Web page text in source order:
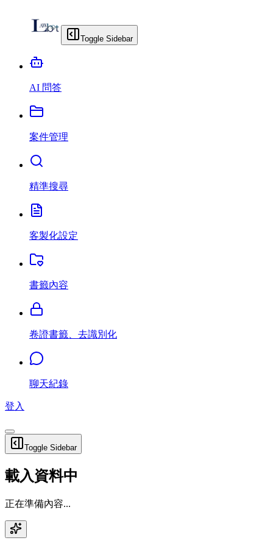
Toggle Sidebar
AI 問答
案件管理
精準搜尋
客製化設定
書籤內容
卷證書籤、去識別化
聊天紀錄
登入
Toggle Sidebar
載入資料中
正在準備內容...